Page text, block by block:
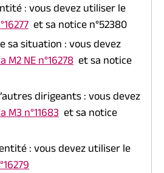
: vous devez utiliser le
et sa notice n°52380
sa situation : vous devez
M2 NE n°16278 et sa notice
dirigeants : vous devez
M3 n°11683 et sa notice
: vous devez utiliser le